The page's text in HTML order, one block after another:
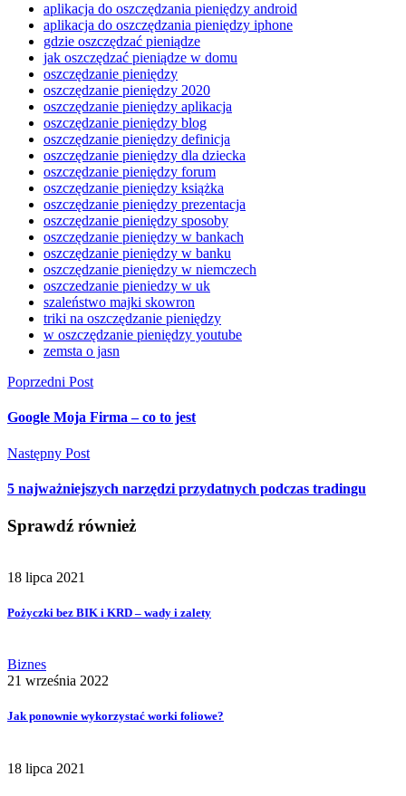
aplikacja do oszczędzania pieniędzy android
aplikacja do oszczędzania pieniędzy iphone
gdzie oszczędzać pieniądze
jak oszczędzać pieniądze w domu
oszczędzanie pieniędzy
oszczędzanie pieniędzy 2020
oszczędzanie pieniędzy aplikacja
oszczędzanie pieniędzy blog
oszczędzanie pieniędzy definicja
oszczędzanie pieniędzy dla dziecka
oszczędzanie pieniędzy forum
oszczędzanie pieniędzy książka
oszczędzanie pieniędzy prezentacja
oszczędzanie pieniędzy sposoby
oszczędzanie pieniędzy w bankach
oszczędzanie pieniędzy w banku
oszczędzanie pieniędzy w niemczech
oszczedzanie pieniedzy w uk
szaleństwo majki skowron
triki na oszczędzanie pieniędzy
w oszczędzanie pieniędzy youtube
zemsta o jasn
Poprzedni Post
Google Moja Firma – co to jest
Następny Post
5 najważniejszych narzędzi przydatnych podczas tradingu
Sprawdź również
18 lipca 2021
Pożyczki bez BIK i KRD – wady i zalety
Biznes
21 września 2022
Jak ponownie wykorzystać worki foliowe?
18 lipca 2021